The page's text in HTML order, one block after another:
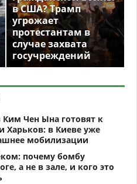
в США? Трамп
угрожает
протестантам в
случае захвата
госучреждений
Ким Чен Ына готовят к
Харьков: в Киеве уже
мобилизации
почему бомбу
а не в зале, и кого это